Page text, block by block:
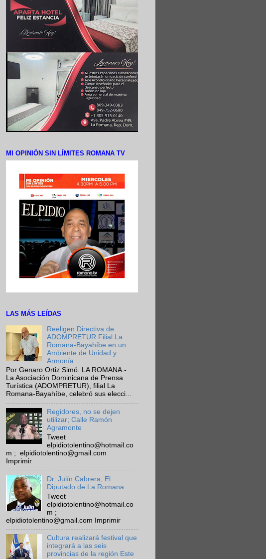
MI OPINIÓN SIN LÍMITES ROMANA TV
LAS MÁS LEÍDAS
Reeligen Directiva de
ADOMPRETUR Filial La
Romana-Bayahíbe en un
Ambiente de Unidad y
Armonía
Por Genaro Ortiz Simó. LA ROMANA.-
La Asociación Dominicana de Prensa
Turística (ADOMPRETUR), filial La
Romana-Bayahíbe, celebró sus elecci...
Regidores, no se dejen
utilizar; Calle Ramón
Agramonte
Tweet
elpidiotolentino@hotmail.co
m ; elpidiotolentino@gmail.com
Imprimir
Dr. Julín Cabrera, El
Diputado de La Romana
Tweet
elpidiotolentino@hotmail.co
m ;
elpidiotolentino@gmail.com Imprimir
Cultura realizará festival que
integrará a las seis
provincias de la región Este